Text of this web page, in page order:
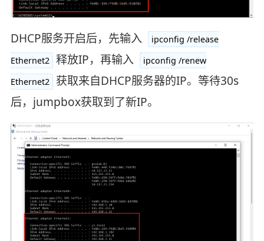
DHCP服务开启后，先输入
ipconfig /release
Ethernet2
释放IP，再输入
ipconfig /renew
Ethernet2
获取来自DHCP服务器的IP。等待30s
后，jumpbox获取到了新IP。